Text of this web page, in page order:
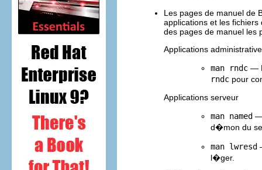
Les pages de manuel de
applications et les
des pages de manuel les
Applications
man rndc —
rndc pour
Applications serveur
man named —
d�mon du
man lwresd
l�ger.